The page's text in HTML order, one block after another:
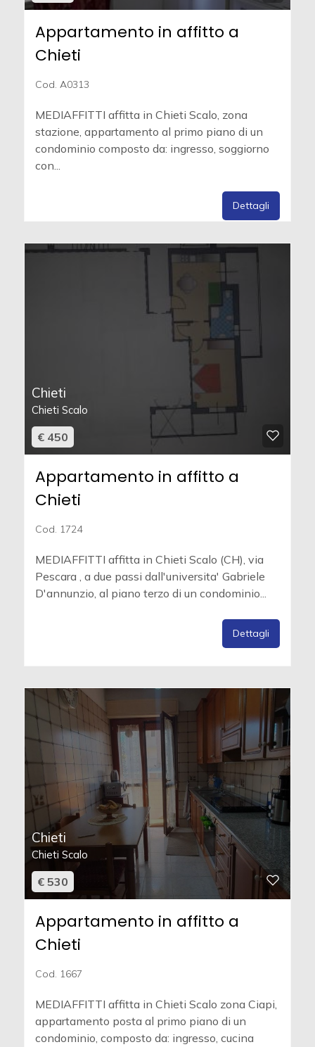
Appartamento in affitto a
Chieti
Cod. A0313
MEDIAFFITTI affitta in Chieti Scalo, zona
stazione, appartamento al primo piano di un
condominio composto da: ingresso, soggiorno
con...
Dettagli
Chieti
Chieti Scalo
€ 450
Appartamento in affitto a
Chieti
Cod. 1724
MEDIAFFITTI affitta in Chieti Scalo (CH), via
Pescara , a due passi dall'universita' Gabriele
D'annunzio, al piano terzo di un condominio...
Dettagli
Chieti
Chieti Scalo
€ 530
Appartamento in affitto a
Chieti
Cod. 1667
MEDIAFFITTI affitta in Chieti Scalo zona Ciapi,
appartamento posta al primo piano di un
condominio, composto da: ingresso, cucina